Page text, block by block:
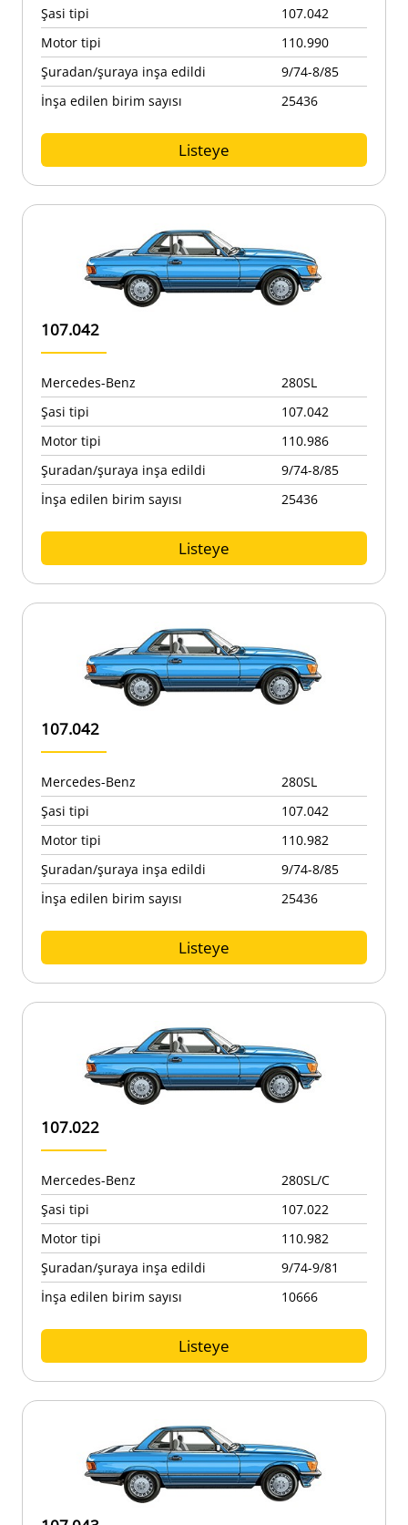
Şasi tipi
107.042
Motor tipi
110.990
Şuradan/şuraya inşa edildi
9/74-8/85
İnşa edilen birim sayısı
25436
Listeye
107.042
Mercedes-Benz
280SL
Şasi tipi
107.042
Motor tipi
110.986
Şuradan/şuraya inşa edildi
9/74-8/85
İnşa edilen birim sayısı
25436
Listeye
107.042
Mercedes-Benz
280SL
Şasi tipi
107.042
Motor tipi
110.982
Şuradan/şuraya inşa edildi
9/74-8/85
İnşa edilen birim sayısı
25436
Listeye
107.022
Mercedes-Benz
280SL/C
Şasi tipi
107.022
Motor tipi
110.982
Şuradan/şuraya inşa edildi
9/74-9/81
İnşa edilen birim sayısı
10666
Listeye